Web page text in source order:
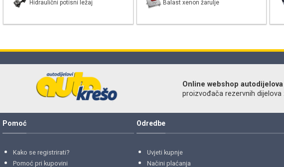
Hidraulični potisni ležaj Balast xenon žarulje
Online webshop autodijelova
proizvođača rezervnih
Pomoć
Kako se registrirati?
Pomoć pri kupovini
Odredbe
Uvjeti kupnje
Načini plaćanja